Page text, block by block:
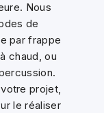
Nous
de
par frappe
chaud, ou
projet,
le réaliser